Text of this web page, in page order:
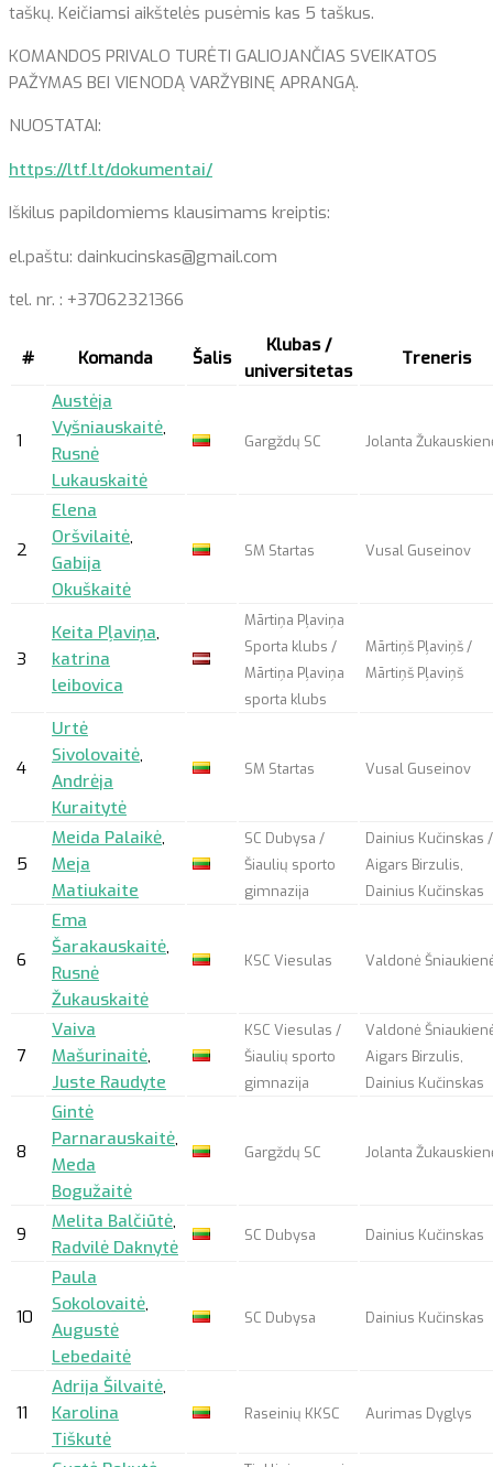
taškų. Keičiamsi aikštelės pusėmis kas 5 taškus.
KOMANDOS PRIVALO TURĖTI GALIOJANČIAS SVEIKATOS
PAŽYMAS BEI VIENODĄ VARŽYBINĘ APRANGĄ.
NUOSTATAI:
https://ltf.lt/dokumentai/
Iškilus papildomiems klausimams kreiptis:
el.paštu: dainkucinskas@gmail.com
tel. nr. : +37062321366
# Komanda Šalis
Klubas /
universitetas
Treneris
1
Austėja
Vyšniauskaitė,
Rusnė
Lukauskaitė
Gargždų SC Jolanta
2
Elena
Oršvilaitė,
Gabija
Okuškaitė
SM Startas Vusal Guseinov
3
Keita Pļaviņa,
katrina
leibovica
Mārtiņa Pļaviņa
Sporta klubs /
Mārtiņa Pļaviņa
sporta klubs
Mārtiņš Pļaviņš /
Mārtiņš Pļaviņš
4
Urtė
Sivolovaitė,
Andrėja
Kuraitytė
SM Startas Vusal Guseinov
5
Meida Palaikė,
Meja
Matiukaite
SC Dubysa /
Šiaulių sporto
gimnazija
Dainius Kučinskas /
Aigars Birzulis,
Dainius Kučinskas
6
Ema
Šarakauskaitė,
Rusnė
Žukauskaitė
KSC Viesulas Valdonė
7
Vaiva
Mašurinaitė,
Juste Raudyte
KSC Viesulas /
Šiaulių sporto
gimnazija
Valdonė
Aigars Birzulis,
Dainius Kučinskas
8
Gintė
Parnarauskaitė,
Meda
Bogužaitė
Gargždų SC Jolanta
9
Melita Balčiūtė,
Radvilė Daknytė
SC Dubysa Dainius Kučinskas
10
Paula
Sokolovaitė,
Augustė
Lebedaitė
SC Dubysa Dainius Kučinskas
11
Adrija Šilvaitė,
Karolina
Tiškutė
Raseinių KKSC Aurimas Dyglys